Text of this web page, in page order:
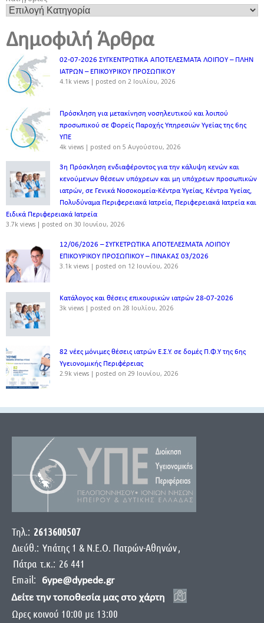
Δημοφιλή Άρθρα
02-07-2026 ΣΥΓΚΕΝΤΡΩΤΙΚΑ ΑΠΟΤΕΛΕΣΜΑΤΑ ΛΟΙΠΟΥ – ΠΛΗΝ
ΙΑΤΡΩΝ – ΕΠΙΚΟΥΡΙΚΟΥ ΠΡΟΣΩΠΙΚOY
4.1k views | posted on 2 Ιουλίου, 2026
Πρόσκληση για μετακίνηση νοσηλευτικού και λοιπού
προσωπικού σε Φορείς Παροχής Υπηρεσιών Υγείας της 6ης
ΥΠΕ
4k views | posted on 5 Αυγούστου, 2026
3η Πρόσκληση ενδιαφέροντος για την κάλυψη κενών και
κενούμενων θέσεων υπόχρεων και μη υπόχρεων προσωπικών
ιατρών, σε Γενικά Νοσοκομεία-Κέντρα Υγείας, Κέντρα Υγείας,
Πολυδύναμα Περιφερειακά Ιατρεία, Περιφερειακά Ιατρεία και
Ειδικά Περιφερειακά Ιατρεία
3.7k views | posted on 30 Ιουνίου, 2026
12/06/2026 – ΣΥΓΚΕΤΡΩΤΙΚΑ ΑΠΟΤΕΛΕΣΜΑΤΑ ΛΟΙΠΟΥ
ΕΠΙΚΟΥΡΙΚΟΥ ΠΡΟΣΩΠΙΚΟΥ – ΠΙΝΑΚΑΣ 03/2026
3.1k views | posted on 12 Ιουνίου, 2026
Κατάλογος και θέσεις επικουρικών ιατρών 28-07-2026
3k views | posted on 28 Ιουλίου, 2026
82 νέες μόνιμες θέσεις ιατρών Ε.Σ.Υ. σε δομές Π.Φ.Υ της 6ης
Υγειονομικής Περιφέρειας
2.9k views | posted on 29 Ιουνίου, 2026
Τηλ.: 2613600507
Διεύθ.: Yπάτης 1 & Ν.Ε.Ο. Πατρών-Αθηνών,
Πάτρα τ.κ.: 26 441
Email:
6ype@dypede.gr
Δείτε την τοποθεσία μας στο χάρτη
Ωρες κοινού 10:00 με 13:00